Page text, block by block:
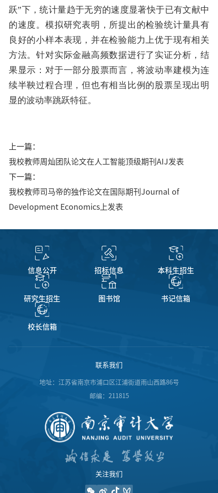
跃”下，统计量趋于无穷的速度显著快于已有文献中
的速度。模拟研究表明，所提出的检验统计量具有
良好的小样本表现，并在检验能力上优于现有相关
方法。针对实际金融高频数据进行了实证分析，结
果显示：对于一部分股票而言，将波动率建模为连
续半鞅过程合理，但也有相当比例的股票呈现出明
显的波动率跳跃特征。
上一篇：
我校教师周灿团队论文在人工智能顶级期刊AIJ发表
下一篇：
我校教师司马帝的独作论文在国际期刊Journal of
Development Economics上发表
信息公开 招标信息 本科生招生
研究生招生 图书馆 书记信箱
校长信箱
联系我们
地址：江苏省南京市浦口区江浦街道雨山西路86号
邮编：211815
关注我们